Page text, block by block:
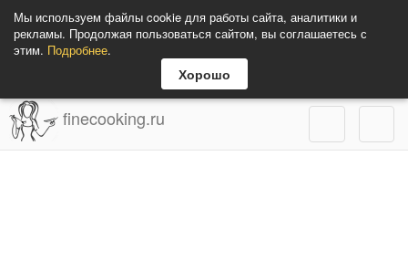
Мы используем файлы cookie для работы сайта, аналитики и
рекламы. Продолжая пользоваться сайтом, вы соглашаетесь с
этим. Подробнее.
Хорошо
finecooking.ru